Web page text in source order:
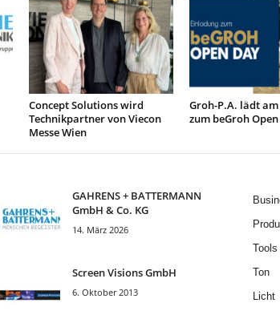
Concept Solutions wird
Technikpartner von Viecon
Messe Wien
Groh-P.A. lädt
zum beGroh
GAHRENS + BATTERMANN
GmbH & Co. KG
14. März 2026
Screen Visions GmbH
6. Oktober 2013
Tools
Ton
Licht